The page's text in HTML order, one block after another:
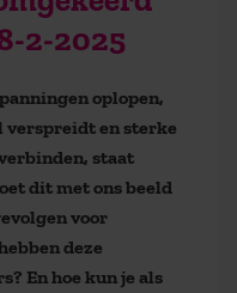
2-2025
oplopen,
verspreidt en sterke
staat
dit met ons beeld
voor
deze
En hoe kun je als